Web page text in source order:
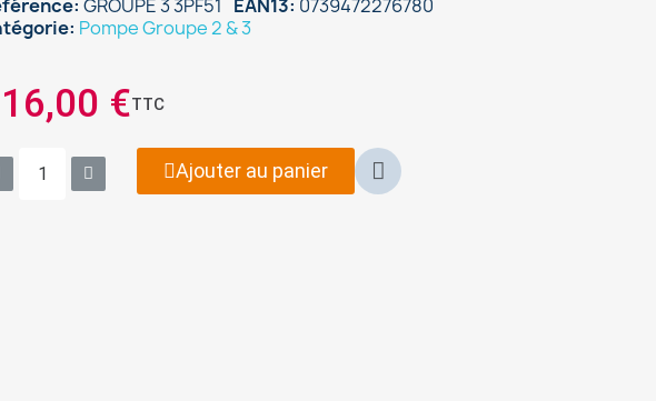
GROUPE 3 3PF51 EAN13 0739472276780
Pompe Groupe 2 & 3
€TTC
Ajouter au panier